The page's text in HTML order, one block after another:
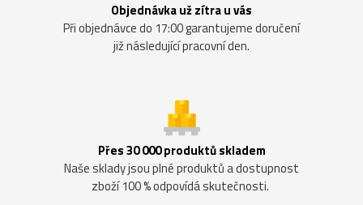
Objednávka už zítra u vás
Při objednávce do 17:00 garantujeme doručení
již následující pracovní den.
Přes 30 000 produktů skladem
Naše sklady jsou plné produktů a dostupnost
zboží 100 % odpovídá skutečnosti.